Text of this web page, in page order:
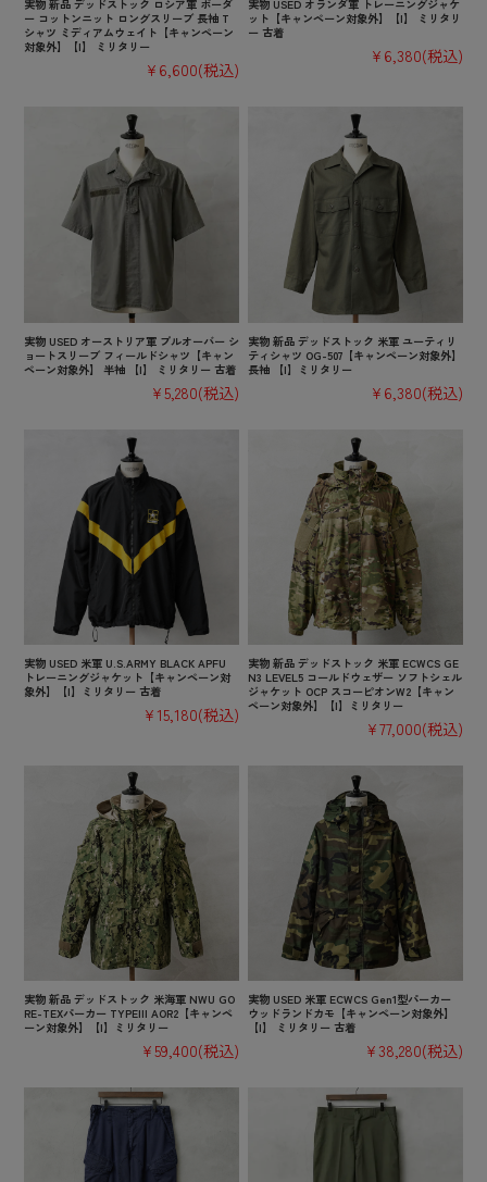
実物 新品 デッドストック ロシア軍 ボーダ
ー コットンニット ロングスリーブ 長袖 T
シャツ ミディアムウェイト【キャンペーン
対象外】【I】 ミリタリー
¥6,600(税込)
実物 USED オランダ軍 トレーニングジャケ
ット【キャンペーン対象外】【I】 ミリタリ
ー 古着
¥6,380(税込)
実物 USED オーストリア軍 プルオーバー シ
ョートスリーブ フィールドシャツ【キャン
ペーン対象外】 半袖 【I】 ミリタリー 古着
¥5,280(税込)
実物 新品 デッドストック 米軍 ユーティリ
ティシャツ OG-507【キャンペーン対象外】
長袖 【I】ミリタリー
¥6,380(税込)
実物 USED 米軍 U.S.ARMY BLACK APFU
トレーニングジャケット【キャンペーン対
象外】【I】ミリタリー 古着
¥15,180(税込)
実物 新品 デッドストック 米軍 ECWCS GE
N3 LEVEL5 コールドウェザー ソフトシェル
ジャケット OCP スコーピオンW2【キャン
ペーン対象外】【I】ミリタリー
¥77,000(税込)
実物 新品 デッドストック 米海軍 NWU GO
RE-TEXパーカー TYPEIII AOR2【キャンペ
ーン対象外】【I】ミリタリー
¥59,400(税込)
実物 USED 米軍 ECWCS Gen1型パーカー
ウッドランドカモ【キャンペーン対象外】
【I】 ミリタリー 古着
¥38,280(税込)